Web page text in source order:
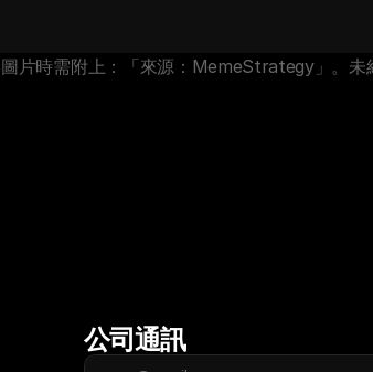
片時需附上：「來源：MemeStrategy」。
公司通訊